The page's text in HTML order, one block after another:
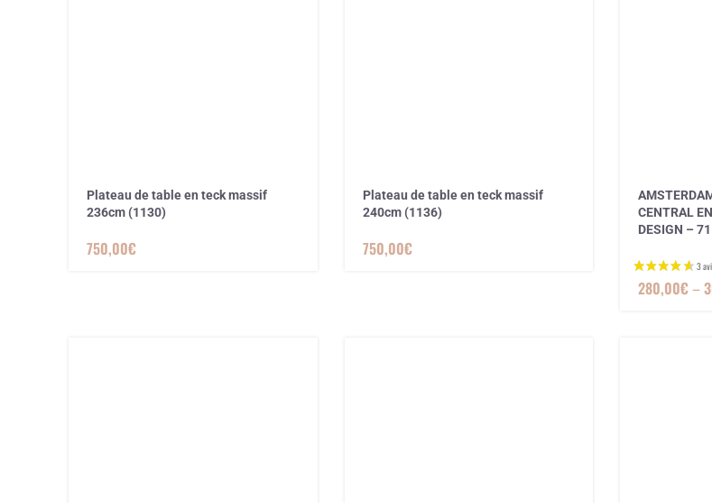
Plateau de table en teck massif
236cm (1130)
750,00€
Plateau de table en teck massif
240cm (1136)
750,00€
CENTRAL
DESIGN –
280,00€–